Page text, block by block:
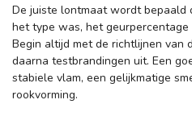
De juiste lontmaat wordt bepaald
het type was, het
Begin altijd met de richtlijnen van
daarna testbrandingen uit. Een
stabiele vlam, een gelijkmatige
rookvorming.